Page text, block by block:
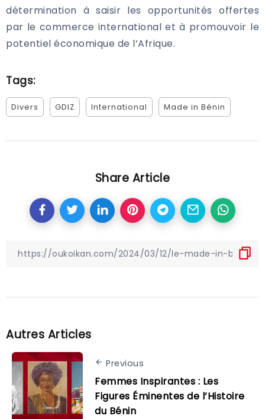
détermination à saisir les opportunités offertes
par le commerce international et à promouvoir le
potentiel économique de l’Afrique.
Tags:
Divers GDIZ International Made in Bénin
Share Article
Autres Articles
Previous
Femmes Inspirantes : Les
Figures Éminentes de l’Histoire
du Bénin